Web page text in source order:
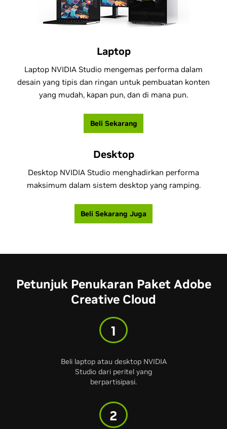
Laptop
Laptop NVIDIA Studio mengemas performa dalam
desain yang tipis dan ringan untuk pembuatan konten
yang mudah, kapan pun, dan di mana pun.
Beli Sekarang
Desktop
Desktop NVIDIA Studio menghadirkan performa
maksimum dalam sistem desktop yang ramping.
Beli Sekarang Juga
Petunjuk Penukaran Paket Adobe
Creative Cloud
1
Beli laptop atau desktop NVIDIA
Studio dari peritel yang
berpartisipasi.
2